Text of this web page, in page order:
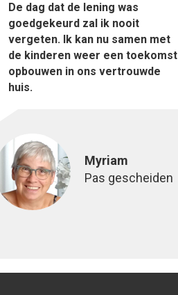
De dag dat de lening was
goedgekeurd zal ik nooit
vergeten. Ik kan nu samen met
de kinderen weer een toekomst
opbouwen in ons vertrouwde
huis.
Myriam
Pas gescheiden